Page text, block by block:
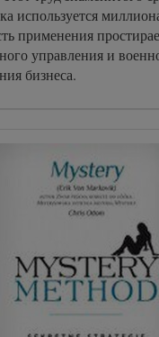
используется
применения
управления и
бизнеса.